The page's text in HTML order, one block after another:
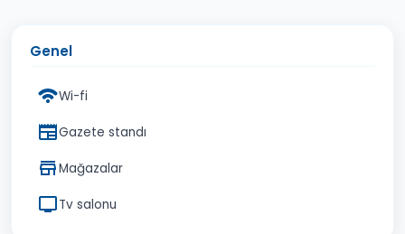
Genel
Wi-fi
Gazete standı
Mağazalar
Tv salonu